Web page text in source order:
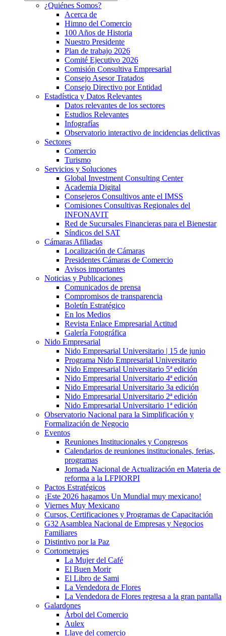
¿Quiénes Somos?
Acerca de
Himno del Comercio
100 Años de Historia
Nuestro Presidente
Plan de trabajo 2026
Comité Ejecutivo 2026
Comisión Consultiva Empresarial
Consejo Asesor Tratados
Consejo Directivo por Entidad
Estadística y Datos Relevantes
Datos relevantes de los sectores
Estudios Relevantes
Infografías
Observatorio interactivo de incidencias delictivas
Sectores
Comercio
Turismo
Servicios y Soluciones
Global Investment Consulting Center
Academia Digital
Consejeros Consultivos ante el IMSS
Comisiones Consultivas Regionales del
INFONAVIT
Red de Sucursales Financieras para el Bienestar
Síndicos del SAT
Cámaras Afiliadas
Localización de Cámaras
Presidentes Cámaras de Comercio
Avisos importantes
Noticias y Publicaciones
Comunicados de prensa
Compromisos de transparencia
Boletín Estratégico
En los Medios
Revista Enlace Empresarial Actitud
Galería Fotográfica
Nido Empresarial
Nido Empresarial Universitario | 15 de junio
Programa Nido Empresarial Universitario
Nido Empresarial Universitario 5ª edición
Nido Empresarial Universitario 4ª edición
Nido Empresarial Universitario 3a edición
Nido Empresarial Universitario 2ª edición
Nido Empresarial Universitario 1ª edición
Observatorio Nacional para la Simplificación y
Formalización de Negocio
Eventos
Reuniones Institucionales y Congresos
Calendarios de reuniones institucionales, ferias,
programas
Jornada Nacional de Actualización en Materia de
reforma a la LFPIORPI
Pactos Estratégicos
¡Este 2026 hagamos Un Mundial muy mexicano!
Viernes Muy Mexicano
Cursos, Certificaciones y Programas de Capacitación
G32 Asamblea Nacional de Empresas y Negocios
Familiares
Distintivo por la Paz
Cortometrajes
La Mujer del Café
El Buen Morir
El Libro de Sami
La Vendedora de Flores
La Vendedora de Flores regresa a la gran pantalla
Galardones
Árbol del Comercio
Aulex
Llave del comercio